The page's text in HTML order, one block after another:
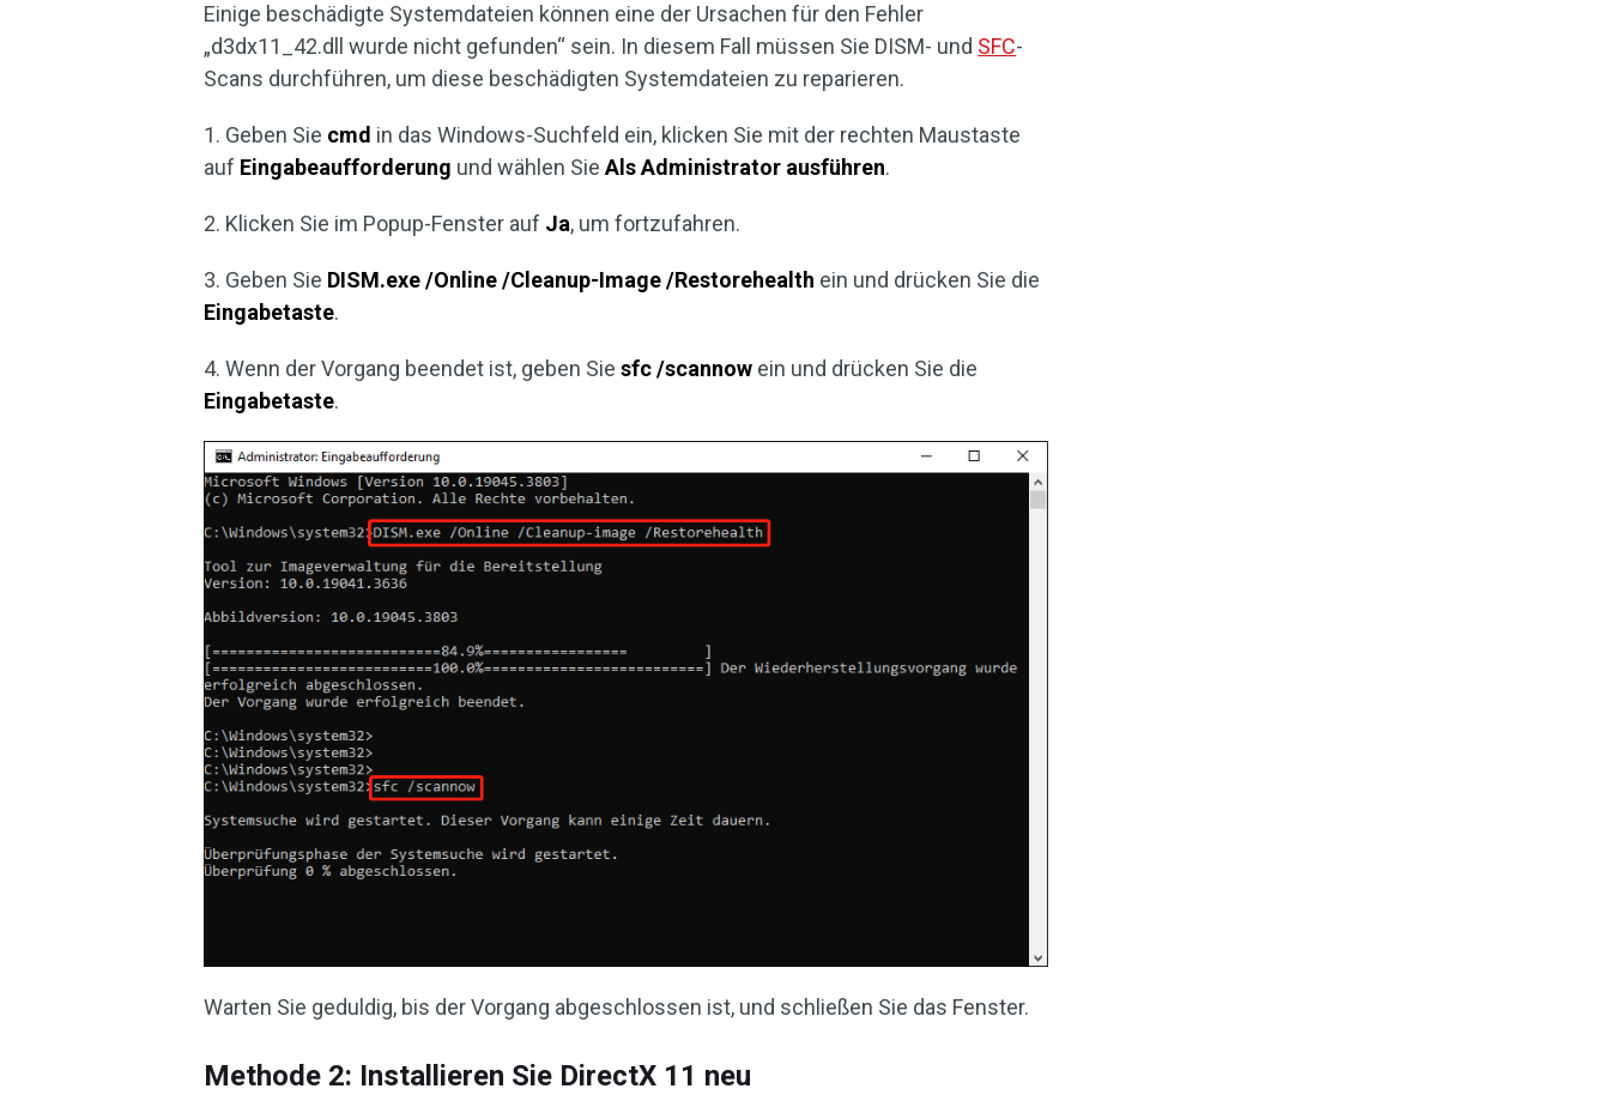
Einige beschädigte Systemdateien können eine der Ursachen für den Fehler
„d3dx11_42.dll wurde nicht gefunden“ sein. In diesem Fall müssen Sie DISM- und SFC-
Scans durchführen, um diese beschädigten Systemdateien zu reparieren.
1. Geben Sie cmd in das Windows-Suchfeld ein, klicken Sie mit der rechten Maustaste
auf Eingabeaufforderung und wählen SieAls Administrator ausführen.
2. Klicken Sie im Popup-Fenster auf Ja, um fortzufahren.
3. Geben Sie DISM.exe /Online /Cleanup-Image /Restorehealth ein und drücken Sie die
Eingabetaste.
4. Wenn der Vorgang beendet ist, geben Siesfc /scannow ein und drücken Sie die
Eingabetaste.
Warten Sie geduldig, bis der Vorgang abgeschlossen ist, und schließen Sie das Fenster.
Methode 2: Installieren Sie DirectX 11 neu